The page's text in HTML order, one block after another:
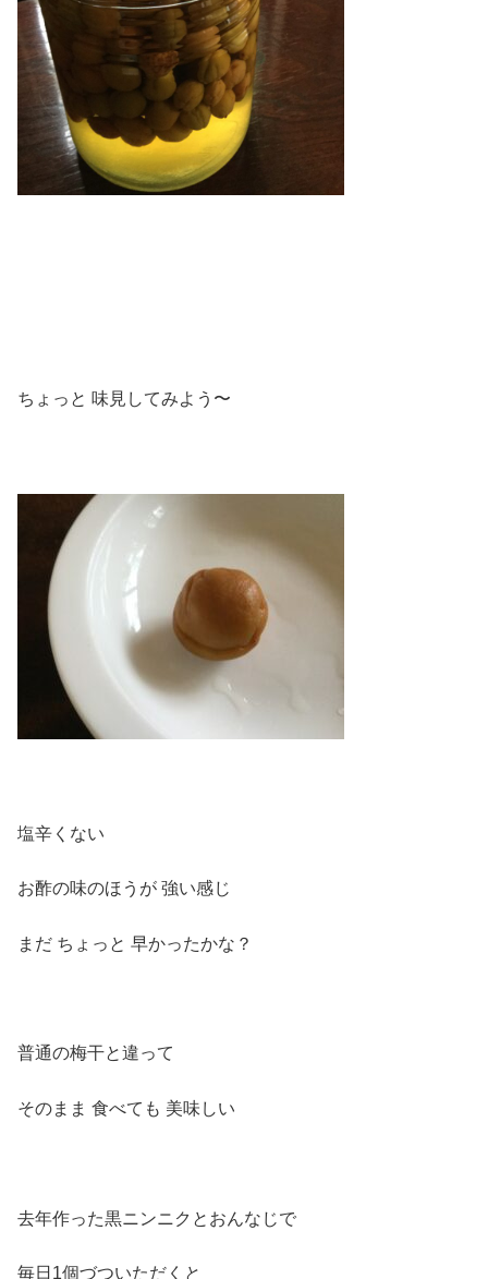
ちょっと 味見してみよう〜
塩辛くない
お酢の味のほうが 強い感じ
まだ ちょっと 早かったかな？
普通の梅干と違って
そのまま 食べても 美味しい
去年作った黒ニンニクとおんなじで
毎日1個づついただくと